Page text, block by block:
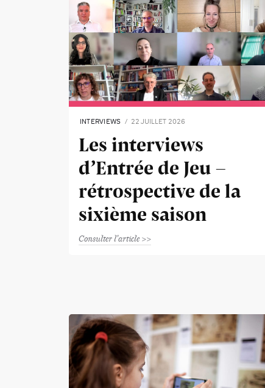
INTERVIEWS 22 JUILLET 2026
Les interviews
d’Entrée de Jeu -
rétrospective de la
sixième saison
Consulter l'article